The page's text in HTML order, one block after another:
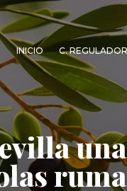
INICIO C. REGULADOR